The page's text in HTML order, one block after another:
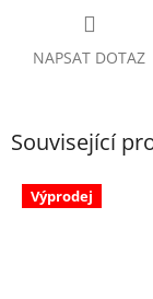
NAPSAT DOTAZ
Související
Výprodej